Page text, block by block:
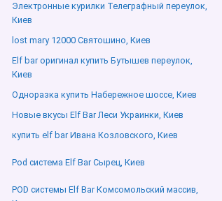
Электронные курилки Телеграфный переулок,
Киев
lost mary 12000 Святошино, Киев
Elf bar оригинал купить Бутышев переулок,
Киев
Одноразка купить Набережное шоссе, Киев
Новые вкусы Elf Bar Леси Украинки, Киев
купить elf bar Ивана Козловского, Киев
Pod система Elf Bar Сырец, Киев
POD системы Elf Bar Комсомольский массив,